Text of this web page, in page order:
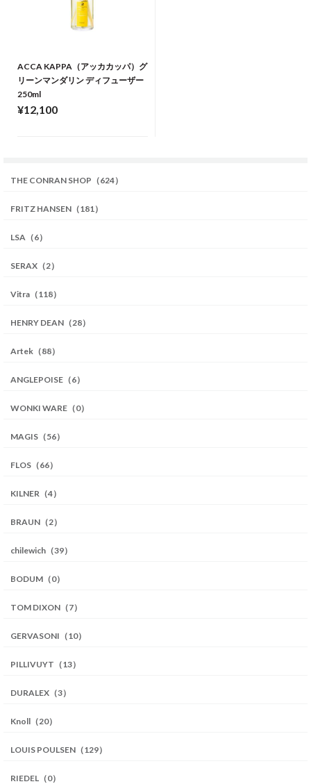
ACCA KAPPA（アッカカッパ）グ
リーンマンダリン ディフューザー
250ml
¥12,100
THE CONRAN SHOP（624）
FRITZ HANSEN（181）
LSA（6）
SERAX（2）
Vitra（118）
HENRY DEAN（28）
Artek（88）
ANGLEPOISE（6）
WONKI WARE（0）
MAGIS（56）
FLOS（66）
KILNER（4）
BRAUN（2）
chilewich（39）
BODUM（0）
TOM DIXON（7）
GERVASONI（10）
PILLIVUYT（13）
DURALEX（3）
Knoll（20）
LOUIS POULSEN（129）
RIEDEL（0）